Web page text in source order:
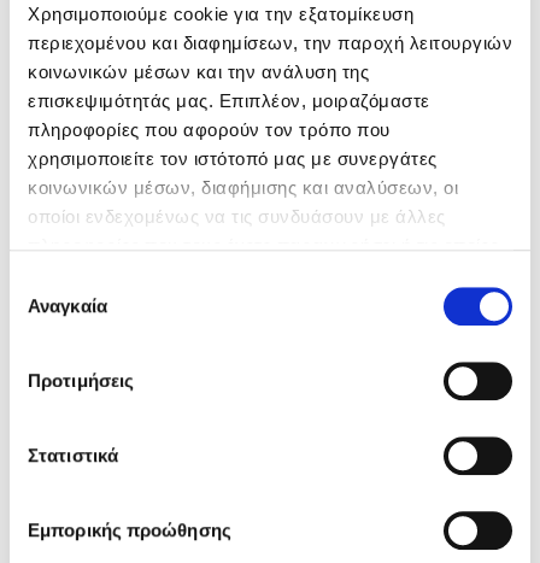
Χρησιμοποιούμε cookie για την εξατομίκευση
περιεχομένου και διαφημίσεων, την παροχή λειτουργιών
κοινωνικών μέσων και την ανάλυση της
επισκεψιμότητάς μας. Επιπλέον, μοιραζόμαστε
πληροφορίες που αφορούν τον τρόπο που
χρησιμοποιείτε τον ιστότοπό μας με συνεργάτες
κοινωνικών μέσων, διαφήμισης και αναλύσεων, οι
οποίοι ενδεχομένως να τις συνδυάσουν με άλλες
των υπηρεσιών τους. Αν συνεχίσετε να χρησιμοποιείτε
την ιστοσελίδα μας, συναινείτε στη χρήση των cookies
συγκατάθεσης
Αναγκαία
Προτιμήσεις
Στατιστικά
Εμπορικής προώθησης